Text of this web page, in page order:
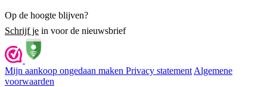
Op de hoogte blijven?
Schrijf je in voor de nieuwsbrief
Mijn aankoop ongedaan maken Privacy statement Algemene
voorwaarden